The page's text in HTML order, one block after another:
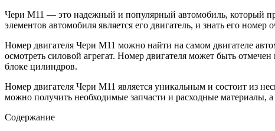
Чери М11 — это надежный и популярный автомобиль, который
элементов автомобиля является его двигатель, и знать его
Номер двигателя Чери М11 можно найти на самом двигателе
осмотреть силовой агрегат. Номер двигателя может быть
блоке цилиндров.
Номер двигателя Чери М11 является уникальным и состоит из
можно получить необходимые запчасти и расходные материалы,
Содержание